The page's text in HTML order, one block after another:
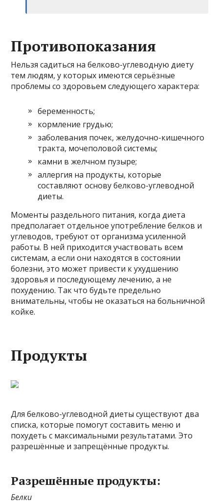
Противопоказания
Нельзя садиться на белково-углеводную диету
тем людям, у которых имеются серьёзные
проблемы со здоровьем следующего характера:
беременность;
кормление грудью;
заболевания почек, желудочно-кишечного
тракта, мочеполовой системы;
камни в желчном пузыре;
аллергия на продукты, которые
составляют основу белково-углеводной
диеты.
Моменты раздельного питания, когда диета
предполагает отдельное употребление белков и
углеводов, требуют от организма усиленной
работы. В ней приходится участвовать всем
системам, а если они находятся в состоянии
болезни, это может привести к ухудшению
здоровья и последующему лечению, а не
похудению. Так что будьте предельно
внимательны, чтобы не оказаться на больничной
койке.
Продукты
Для белково-углеводной диеты существуют два
списка, которые помогут составить меню и
похудеть с максимальными результатами. Это
разрешённые и запрещённые продукты.
Разрешённые продукты:
Белки